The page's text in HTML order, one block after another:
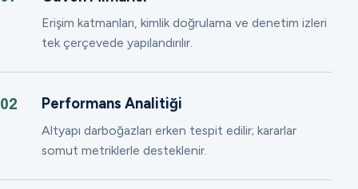
Erişim katmanları, kimlik doğrulama ve denetim izleri
tek çerçevede yapılandırılır.
02 Performans Analitiği
Altyapı darboğazları erken tespit edilir; kararlar
somut metriklerle desteklenir.